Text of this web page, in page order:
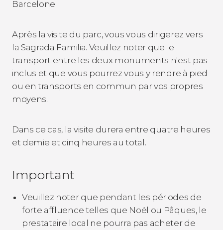
Barcelone.
Après la visite du parc, vous vous dirigerez vers
la Sagrada Familia. Veuillez noter que le
transport entre les deux monuments n'est pas
inclus et que vous pourrez vous y rendre à pied
ou en transports en commun par vos propres
moyens.
Dans ce cas, la visite durera entre quatre heures
et demie et cinq heures au total.
Important
Veuillez noter que pendant les périodes de
forte affluence telles que Noël ou Pâques, le
prestataire local ne pourra pas acheter de